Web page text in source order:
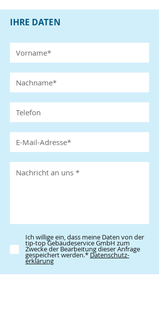
IHRE DATEN
Ich willige ein, dass meine Daten von der
tip-top Gebäudeservice GmbH zum
Zwecke der Bearbeitung dieser Anfrage
gespeichert werden.* Datenschutz­
erklärung